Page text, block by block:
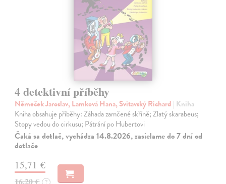
4 detektivní příběhy
Němeček Jaroslav, Lamková Hana, Svitavský Richard | Kniha
Kniha obsahuje příběhy: Záhada zamčené skříně; Zlatý skarabeus;
Stopy vedou do cirkusu; Pátrání po Hubertovi
Čaká sa dotlač, vychádza 14.8.2026, zasielame do 7 dní od
dotlače
15,71 €
16,20 € ?